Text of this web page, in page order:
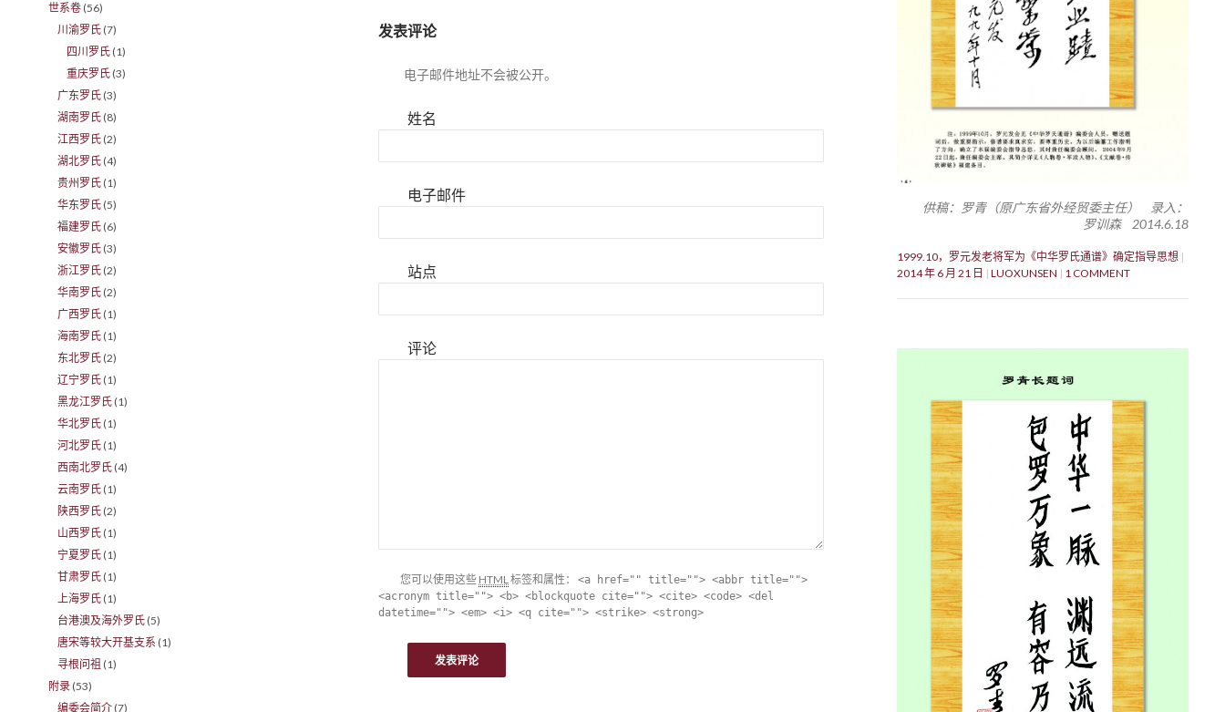
发表评论
电子邮件地址不会被公开。
姓名
电子邮件
站点
评论
您可以使用这些 HTML标签和属性： <a href="" title=""> <abbr title="">
<acronym title=""> <b> <blockquote cite=""> <cite> <code> <del
datetime=""> <em> <i> <q cite=""> <strike> <strong>
供稿：罗青（原广东省外经贸委主任） 录入：
罗训森 2014.6.18
1999.10，罗元发老将军为《中华罗氏通谱》确定指导思想
2014 年 6 月 21 日
LUOXUNSEN 1 COMMENT
世系卷 (56)
川渝罗氏 (7)
四川罗氏 (1)
重庆罗氏 (3)
广东罗氏 (3)
湖南罗氏 (8)
江西罗氏 (2)
湖北罗氏 (4)
贵州罗氏 (1)
华东罗氏 (5)
福建罗氏 (6)
安徽罗氏 (3)
浙江罗氏 (2)
华南罗氏 (2)
广西罗氏 (1)
海南罗氏 (1)
东北罗氏 (2)
辽宁罗氏 (1)
黑龙江罗氏 (1)
华北罗氏 (1)
河北罗氏 (1)
西南北罗氏 (4)
云南罗氏 (1)
陕西罗氏 (2)
山西罗氏 (1)
宁夏罗氏 (1)
甘肃罗氏 (1)
上海罗氏 (1)
台港澳及海外罗氏 (5)
唐宋等较大开基支系 (1)
寻根问祖 (1)
附录 (53)
编委会简介 (7)